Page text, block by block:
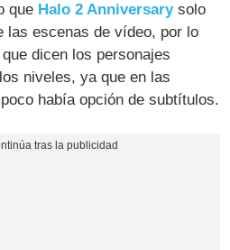
que Halo 2 Anniversarysolo
las escenas de vídeo, por lo
dicen los personajes
niveles, ya que en las
había opción de subtítulos.